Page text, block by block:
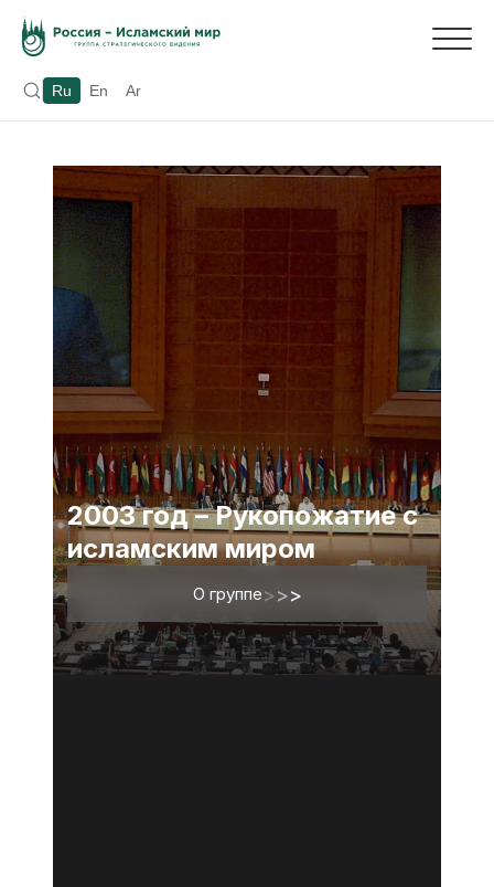
Ru En Ar
2003 год – Рукопожатие с
исламским миром
О группе>>>